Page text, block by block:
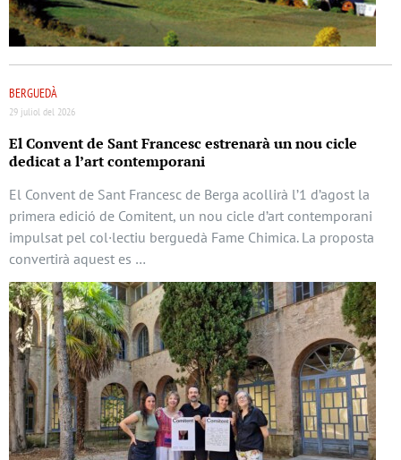
BERGUEDÀ
29 juliol del 2026
El Convent de Sant Francesc estrenarà un nou cicle
dedicat a l’art contemporani
El Convent de Sant Francesc de Berga acollirà l’1 d’agost la
primera edició de Comitent, un nou cicle d’art contemporani
impulsat pel col·lectiu berguedà Fame Chimica. La proposta
convertirà aquest es …